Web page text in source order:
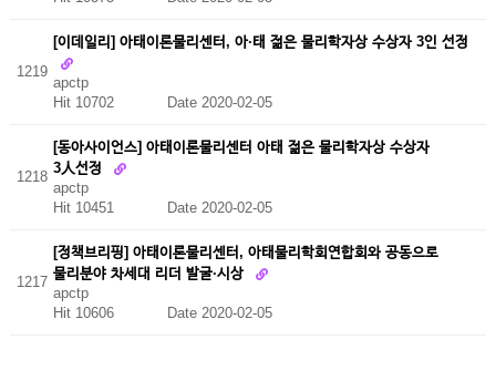
1219
[이데일리] 아태이론물리센터, 아·태 젊은 물리학자상 수상자 3인 선정
apctp
Hit 10702 Date 2020-02-05
1218
[동아사이언스] 아태이론물리센터 아태 젊은 물리학자상 수상자
3人선정
apctp
Hit 10451 Date 2020-02-05
1217
[정책브리핑] 아태이론물리센터, 아태물리학회연합회와 공동으로
물리분야 차세대 리더 발굴·시상
apctp
Hit 10606 Date 2020-02-05